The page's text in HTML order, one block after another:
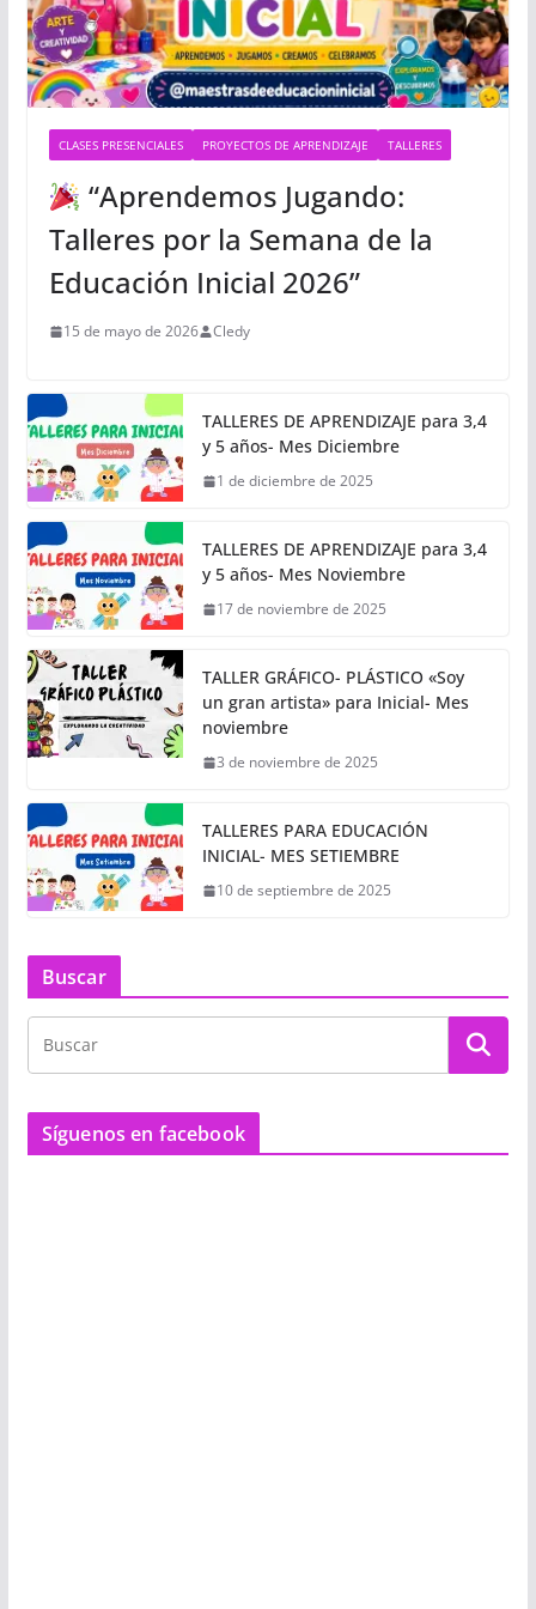
CLASES PRESENCIALES PROYECTOS DE APRENDIZAJE TALLERES
“Aprendemos Jugando:
Talleres por la Semana de la
Educación Inicial 2026”
15 de mayo de 2026 Cledy
TALLERES DE APRENDIZAJE para 3,4
y 5 años- Mes Diciembre
1 de diciembre de 2025
TALLERES DE APRENDIZAJE para 3,4
y 5 años- Mes Noviembre
17 de noviembre de 2025
TALLER GRÁFICO- PLÁSTICO «Soy
un gran artista» para Inicial- Mes
noviembre
3 de noviembre de 2025
TALLERES PARA EDUCACIÓN
INICIAL- MES SETIEMBRE
10 de septiembre de 2025
Buscar
Síguenos en facebook